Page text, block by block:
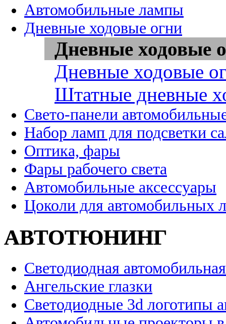
Автомобильные лампы
Дневные ходовые огни
Дневные ходовые
Дневные ходовые
Штатные дневные
Свето-панели
Набор ламп для подсветки
Оптика, фары
Фары рабочего света
Автомобильные аксессуары
Цоколи для автомобильных
АВТОТЮНИНГ
Светодиодная
Ангельские глазки
Светодиодные 3d логотипы